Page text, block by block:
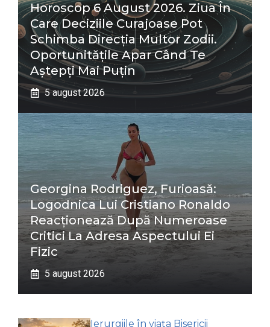
Horoscop 6 August 2026. Ziua În
Care Deciziile Curajoase Pot
Schimba Direcția Multor Zodii.
Oportunitățile Apar Când Te
Aștepți Mai Puțin
5 august 2026
Georgina Rodriguez, Furioasă:
Logodnica Lui Cristiano Ronaldo
Reacționează După Numeroase
Critici La Adresa Aspectului Ei
Fizic
5 august 2026
Ierurgiile în viața Bisericii